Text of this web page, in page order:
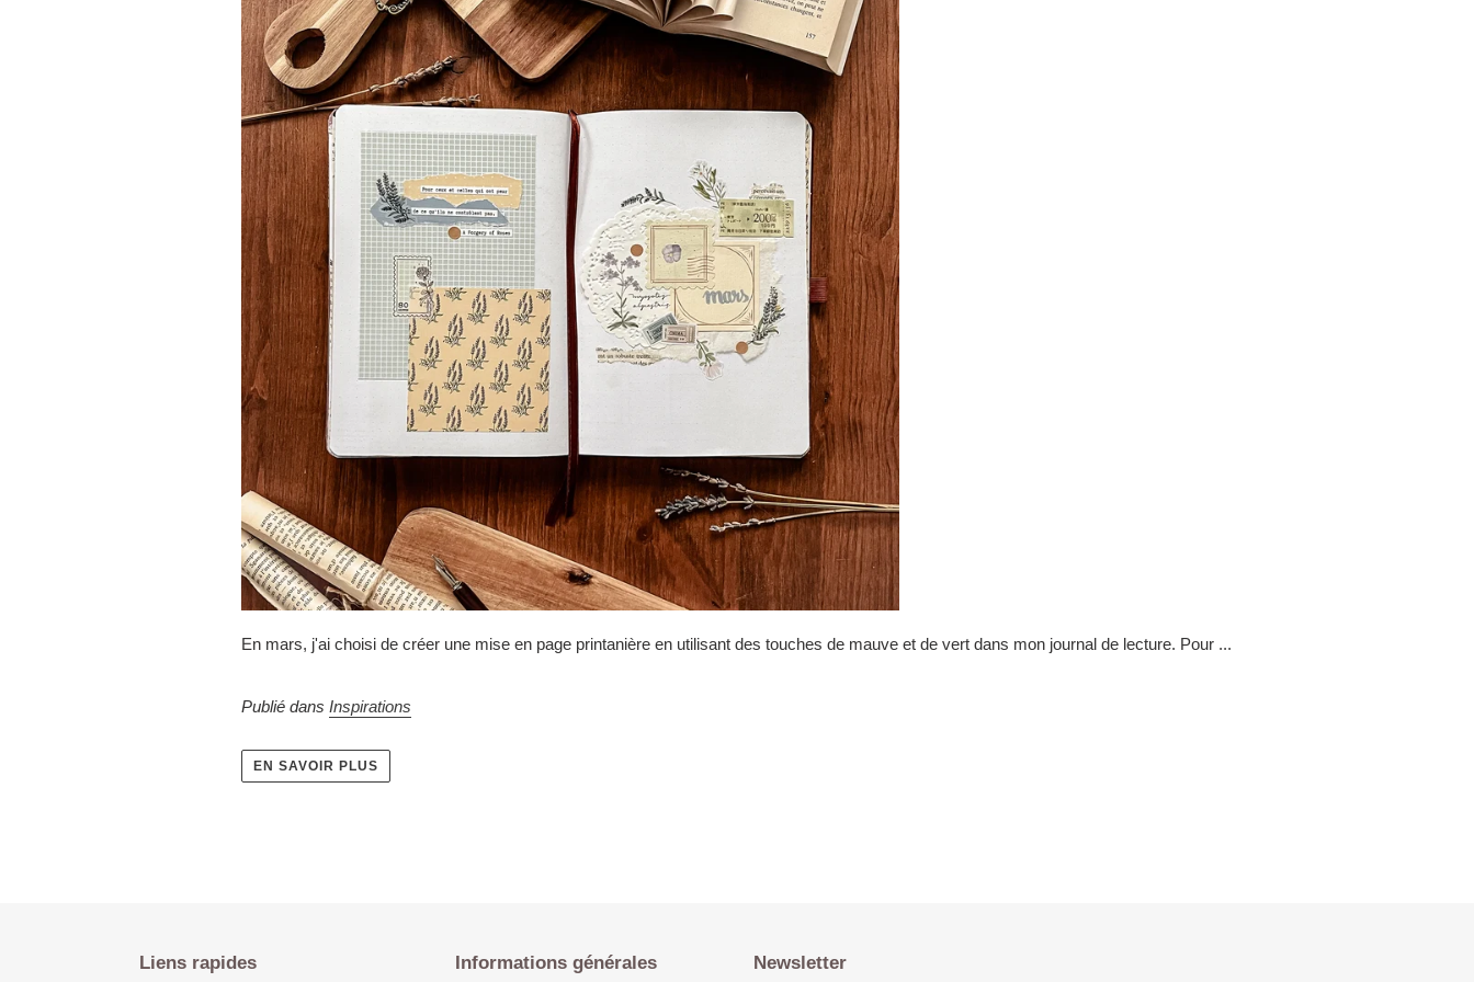
En mars, j'ai choisi de créer une mise en page printanière en utilisant des touches de mauve et de vert dans mon journal de lecture. Pour ...
Publié dansInspirations
EN SAVOIR PLUS
Liens rapides Informations générales Newsletter